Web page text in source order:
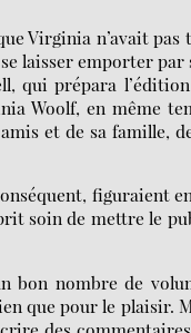
Virginia n’avait pas
laisser emporter par
qui prépara
Woolf, en même
et de sa famille,
figuraient
soin de mettre le
bon nombre de
que pour le plaisir.